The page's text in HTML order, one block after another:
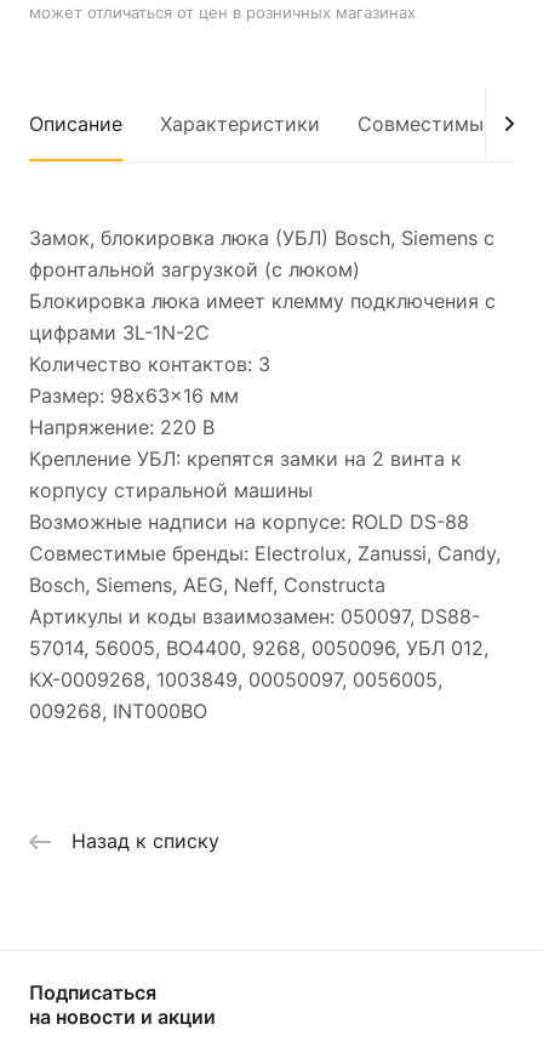
может отличаться от цен в розничных магазинах
Описание Характеристики Совместимые
Замок, блокировка люка (УБЛ) Bosch, Siemens с
фронтальной загрузкой (с люком)
Блокировка люка имеет клемму подключения с
цифрами 3L-1N-2C
Количество контактов: 3
Размер: 98x63x16 мм
Напряжение: 220 В
Крепление УБЛ: крепятся замки на 2 винта к
корпусу стиральной машины
Возможные надписи на корпусе: ROLD DS-88
Совместимые бренды: Electrolux, Zanussi, Candy,
Bosch, Siemens, AEG, Neff, Constructa
Артикулы и коды взаимозамен: 050097, DS88-
57014, 56005, BO4400, 9268, 0050096, УБЛ 012,
КХ-0009268, 1003849, 00050097, 0056005,
009268, INT000BO
Назад к списку
Подписаться
на новости и акции